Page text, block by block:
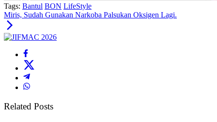
Tags: Bantul BON LifeStyle
Miris, Sudah Gunakan Narkoba Palsukan Oksigen Lagi.
Related Posts